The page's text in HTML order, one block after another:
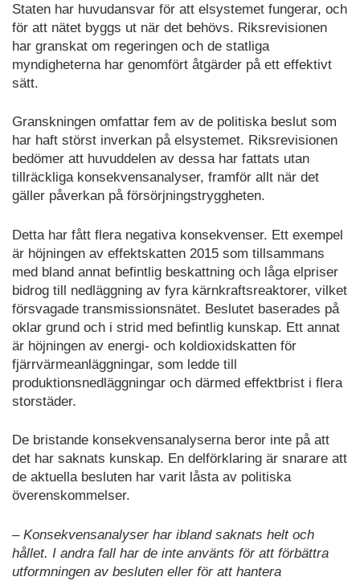
Staten har huvudansvar för att elsystemet fungerar, och
för att nätet byggs ut när det behövs. Riksrevisionen
har granskat om regeringen och de statliga
myndigheterna har genomfört åtgärder på ett effektivt
sätt.
Granskningen omfattar fem av de politiska beslut som
har haft störst inverkan på elsystemet. Riksrevisionen
bedömer att huvuddelen av dessa har fattats utan
tillräckliga konsekvensanalyser, framför allt när det
gäller påverkan på försörjningstryggheten.
Detta har fått flera negativa konsekvenser. Ett exempel
är höjningen av effekt­skatten 2015 som tillsammans
med bland annat befintlig beskattning och låga elpriser
bidrog till nedläggning av fyra kärnkrafts­reaktorer, vilket
försvagade transmissionsnätet. Beslutet baserades på
oklar grund och i strid med befintlig kunskap. Ett annat
är höjningen av energi- och koldioxidskatten för
fjärrvärme­anläggningar, som ledde till
produktionsnedläggningar och därmed effektbrist i flera
storstäder.
De bristande konsekvensanalyserna beror inte på att
det har saknats kunskap. En delförklaring är snarare att
de aktuella besluten har varit låsta av politiska
överenskommelser.
– Konsekvensanalyser har ibland saknats helt och
hållet. I andra fall har de inte använts för att förbättra
utformningen av besluten eller för att hantera